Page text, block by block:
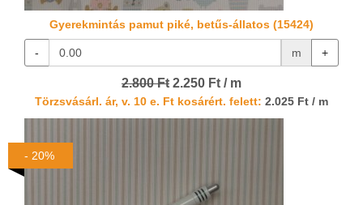
Gyerekmintás pamut piké, betűs-állatos (15424)
- m +
2.800 Ft 2.250 Ft / m
Törzsvásárl. ár, v. 10 e. Ft kosárért. felett: 2.025 Ft / m
- 20%